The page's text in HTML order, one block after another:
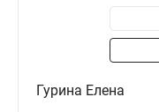
Гурина Елена